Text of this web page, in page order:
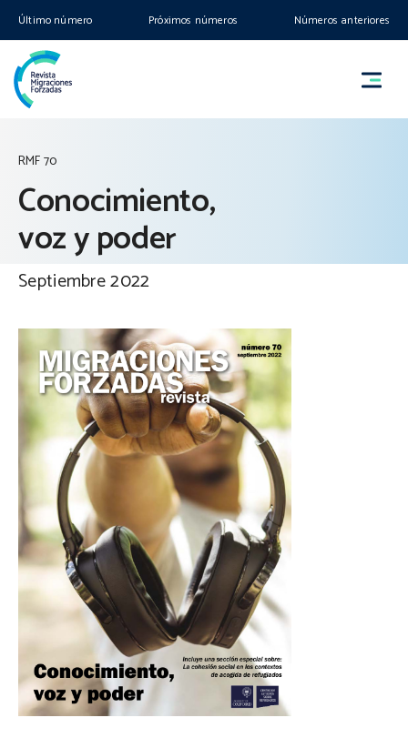
Último número Próximos números Números anteriores
RMF 70
Conocimiento,
voz y poder
Septiembre 2022